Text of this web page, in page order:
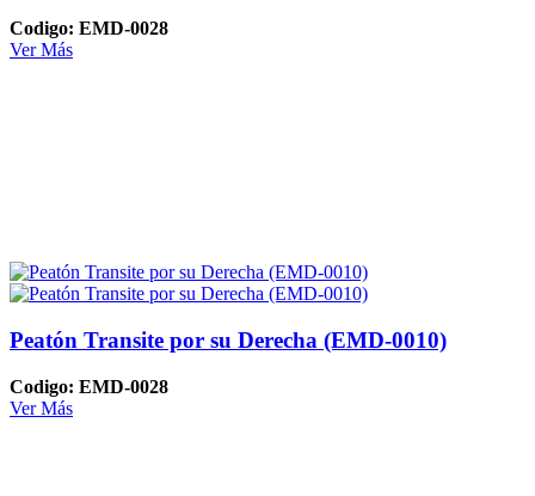
Codigo: EMD-0028
Ver Más
Peatón Transite por su Derecha (EMD-0010)
Codigo: EMD-0028
Ver Más